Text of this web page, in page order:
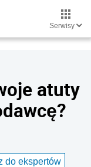
Serwisy
atuty
do ekspertów